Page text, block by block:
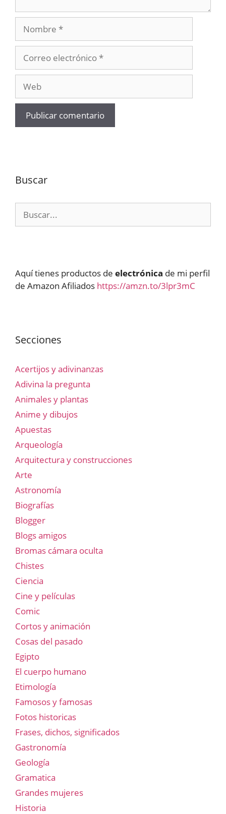
Nombre
electrónico
Buscar
Aquí tienes productos de electrónica de mi perfil
de Amazon Afiliados https://amzn.to/3lpr3mC
Secciones
Acertijos y adivinanzas
Adivina la pregunta
Animales y plantas
Anime y dibujos
Apuestas
Arqueología
Arquitectura y construcciones
Arte
Astronomía
Biografías
Blogger
Blogs amigos
Bromas cámara oculta
Chistes
Ciencia
Cine y películas
Comic
Cortos y animación
Cosas del pasado
Egipto
El cuerpo humano
Etimología
Famosos y famosas
Fotos historicas
Frases, dichos, significados
Gastronomía
Geología
Gramatica
Grandes mujeres
Historia